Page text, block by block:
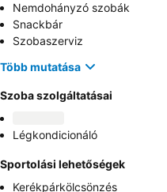
Nemdohányzó szobák
Snackbár
Szobaszerviz
Több mutatása
Szoba szolgáltatásai
Légkondicionáló
Sportolási lehetőségek
Kerékpárkölcsönzés